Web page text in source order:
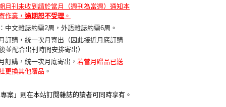
月刊未收到請於當月（週刊為當週）通知本
作業， 逾期恕不受理 。
中文雜誌約需2周，外語雜誌約需6周。
訂購，統一次月寄出（因此接近月底訂購
並配合出刊時間安排寄出）
訂購，統一次月底寄出， 若當月贈品已送
更換其他贈品 。
案」則在本站訂閱雜誌的讀者可同時享有。